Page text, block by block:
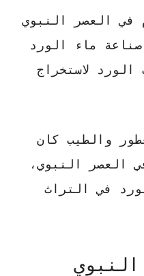
في العصر النبوي
ماء الورد
الورد لاستخراج
والطيب كان
العصر النبوي،
في التراث